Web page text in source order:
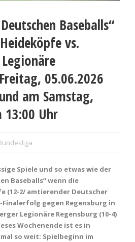
Baseballs“
vs.
05.06.2026
am Samstag,
13:00 Uhr
Spiele und so etwas wie der
Baseballs“ wenn die
(12-2/ amtierender Deutscher
Finalerfolg gegen Regensburg in
Legionäre Regensburg (10-4)
Wochenende ist es in
so weit: Spielbeginn im